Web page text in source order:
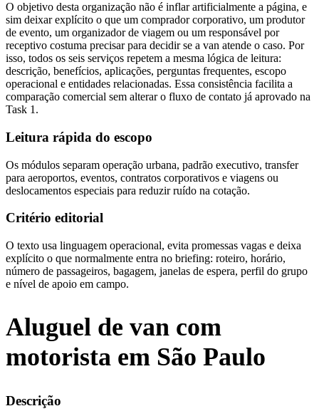
O objetivo desta organização não é inflar artificialmente a página, e
sim deixar explícito o que um comprador corporativo, um produtor
de evento, um organizador de viagem ou um responsável por
receptivo costuma precisar para decidir se a van atende o caso. Por
isso, todos os seis serviços repetem a mesma lógica de leitura:
descrição, benefícios, aplicações, perguntas frequentes, escopo
operacional e entidades relacionadas. Essa consistência facilita a
comparação comercial sem alterar o fluxo de contato já aprovado na
Task 1.
Leitura rápida do escopo
Os módulos separam operação urbana, padrão executivo, transfer
para aeroportos, eventos, contratos corporativos e viagens ou
deslocamentos especiais para reduzir ruído na cotação.
Critério editorial
O texto usa linguagem operacional, evita promessas vagas e deixa
explícito o que normalmente entra no briefing: roteiro, horário,
número de passageiros, bagagem, janelas de espera, perfil do grupo
e nível de apoio em campo.
Aluguel de van com
motorista em São Paulo
Descrição